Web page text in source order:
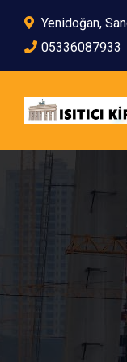
Yenidoğan,
05336087933